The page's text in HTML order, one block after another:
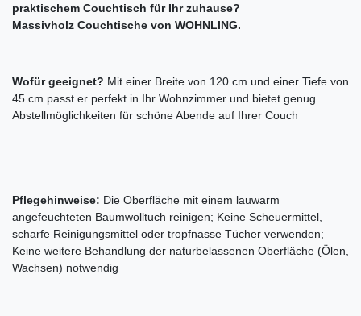
praktischem Couchtisch für Ihr zuhause?
Massivholz Couchtische von WOHNLING.
Wofür geeignet? Mit einer Breite von 120 cm und einer Tiefe von
45 cm passt er perfekt in Ihr Wohnzimmer und bietet genug
Abstellmöglichkeiten für schöne Abende auf Ihrer Couch
Pflegehinweise: Die Oberfläche mit einem lauwarm
angefeuchteten Baumwolltuch reinigen; Keine Scheuermittel,
scharfe Reinigungsmittel oder tropfnasse Tücher verwenden;
Keine weitere Behandlung der naturbelassenen Oberfläche (Ölen,
Wachsen) notwendig